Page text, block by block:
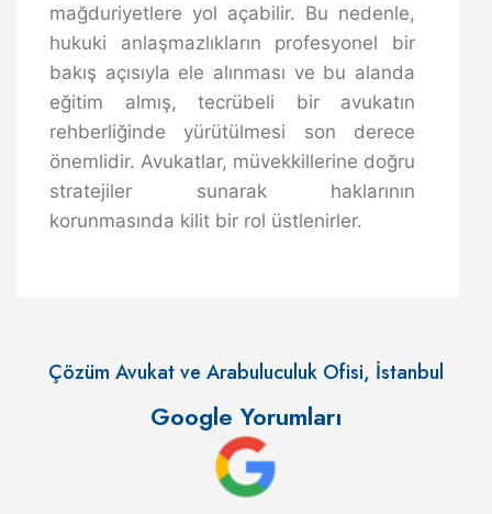
mağduriyetlere yol açabilir. Bu nedenle,
hukuki anlaşmazlıkların profesyonel bir
bakış açısıyla ele alınması ve bu alanda
eğitim almış, tecrübeli bir avukatın
rehberliğinde yürütülmesi son derece
önemlidir. Avukatlar, müvekkillerine doğru
stratejiler sunarak haklarının
korunmasında kilit bir rol üstlenirler.
Çözüm Avukat ve Arabuluculuk Ofisi, İstanbul
Google Yorumları